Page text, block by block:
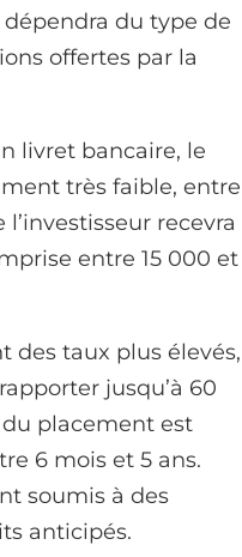
du type de
offertes par la
livret bancaire, le
très faible, entre
l’investisseur recevra
entre 15 000 et
des taux plus élevés,
jusqu’à 60
placement est
6 mois et 5 ans.
soumis à des
anticipés.